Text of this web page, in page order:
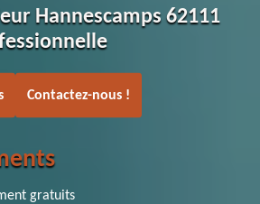
Hannescamps 62111
Contactez-nous !
gratuits